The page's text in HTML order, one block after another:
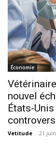
Économie
nouvel
États-
Vetitude - 21